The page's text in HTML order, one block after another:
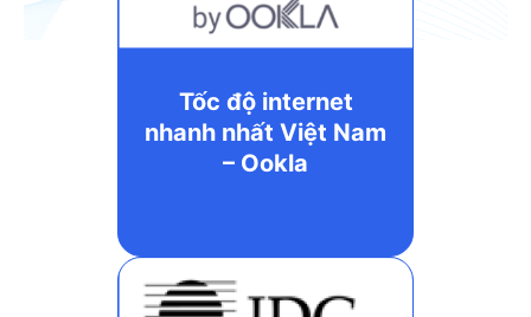
Tốc độ internet
nhanh nhất Việt Nam
– Ookla